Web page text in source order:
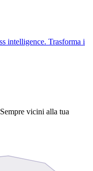
intelligence. Trasforma i
vicini alla tua